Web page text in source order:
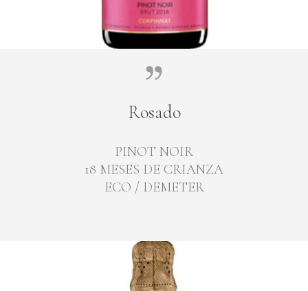
Rosado
PINOT NOIR
18 MESES DE CRIANZA
ECO / DEMETER